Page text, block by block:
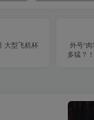
大型飞机杯
外号“
多猛？